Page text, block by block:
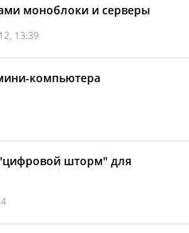
моноблоки и серверы
13:39
компьютера
шторм" для